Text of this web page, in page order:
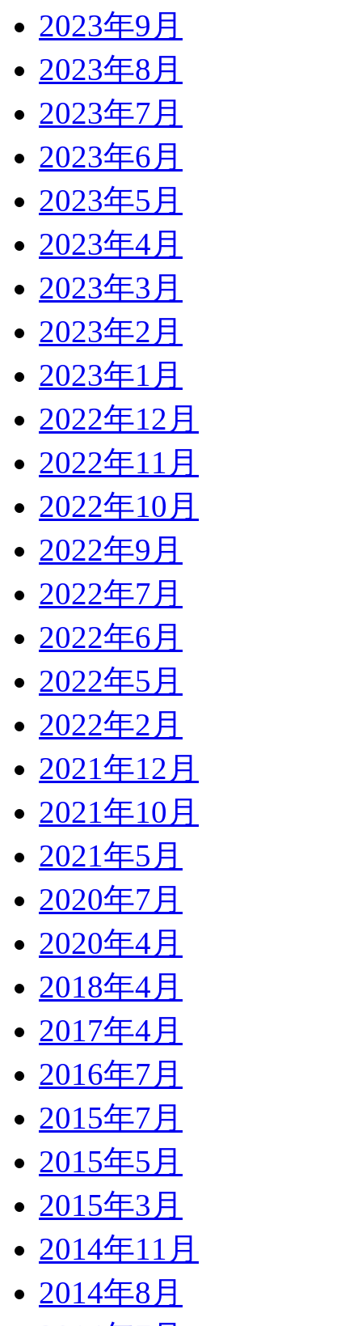
2023年9月
2023年8月
2023年7月
2023年6月
2023年5月
2023年4月
2023年3月
2023年2月
2023年1月
2022年12月
2022年11月
2022年10月
2022年9月
2022年7月
2022年6月
2022年5月
2022年2月
2021年12月
2021年10月
2021年5月
2020年7月
2020年4月
2018年4月
2017年4月
2016年7月
2015年7月
2015年5月
2015年3月
2014年11月
2014年8月